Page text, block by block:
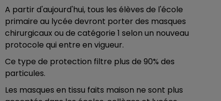
A partir d'aujourd'hui, tous les élèves de l'école
primaire au lycée devront porter des masques
chirurgicaux ou de catégorie 1 selon un nouveau
protocole qui entre en vigueur.
Ce type de protection filtre plus de 90% des
particules.
Les masques en tissu faits maison ne sont plus